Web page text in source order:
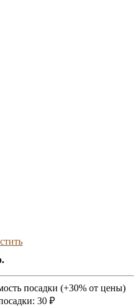
посадки (+30% от цены)
30 ₽